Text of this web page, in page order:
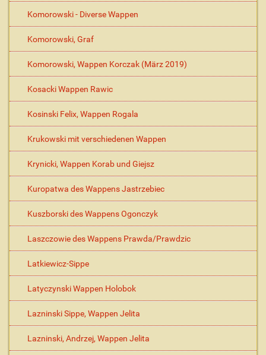
Komorowski - Diverse Wappen
Komorowski, Graf
Komorowski, Wappen Korczak (März 2019)
Kosacki Wappen Rawic
Kosinski Felix, Wappen Rogala
Krukowski mit verschiedenen Wappen
Krynicki, Wappen Korab und Giejsz
Kuropatwa des Wappens Jastrzebiec
Kuszborski des Wappens Ogonczyk
Laszczowie des Wappens Prawda/Prawdzic
Latkiewicz-Sippe
Latyczynski Wappen Holobok
Lazninski Sippe, Wappen Jelita
Lazninski, Andrzej, Wappen Jelita